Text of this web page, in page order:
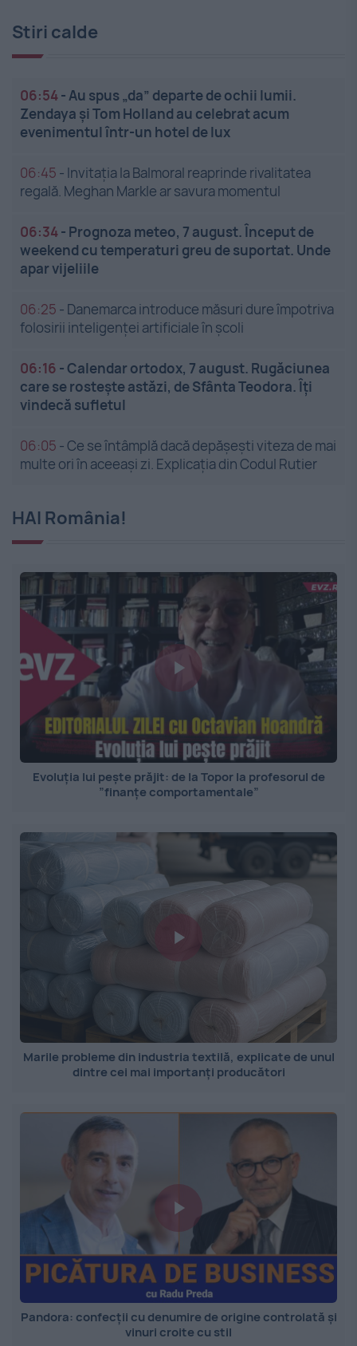
Stiri calde
06:54-Au spus „da” departe de ochii lumii.
Zendaya și Tom Holland au celebrat acum
evenimentul într-un hotel de lux
06:45 - Invitația la Balmoral reaprinde rivalitatea
regală. Meghan Markle ar savura momentul
06:34- Prognoza meteo, 7 august. Început de
weekend cu temperaturi greu de suportat. Unde
apar vijeliile
06:25 - Danemarca introduce măsuri dure împotriva
folosirii inteligenței artificiale în școli
06:16 -Calendar ortodox, 7 august. Rugăciunea
care se rostește astăzi, de Sfânta Teodora. Îți
vindecă sufletul
06:05 -Ce se întâmplă dacă depășești viteza de mai
multe ori în aceeași zi. Explicația din Codul Rutier
HAI România!
Evoluția lui pește prăjit: de la Topor la profesorul de
”finanțe comportamentale”
Marile probleme din industria textilă, explicate de unul
dintre cei mai importanți producători
Pandora: confecții cu denumire de origine controlată și
vinuri croite cu stil